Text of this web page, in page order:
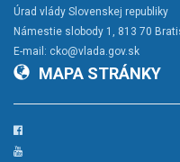
Úrad vlády Slovenskej republiky
Námestie slobody 1, 813 70
E-mail: cko@vlada.gov.sk
MAPA STRÁNKY
Facebook
YouTube